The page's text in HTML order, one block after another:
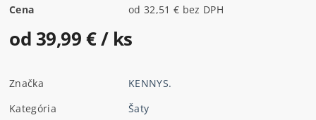
Cena od 32,51 € bez DPH
od 39,99 €/ ks
Značka
KENNYS.
Kategória
Šaty